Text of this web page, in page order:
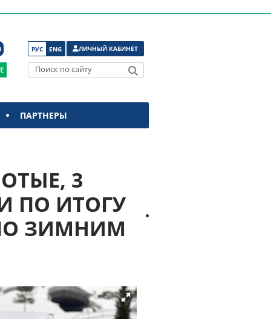
РУС ENG ЛИЧНЫЙ КАБИНЕТ
Поиск по сайту
ПАРТНЕРЫ
3
ПО ИТОГУ
ЗИМНИМ